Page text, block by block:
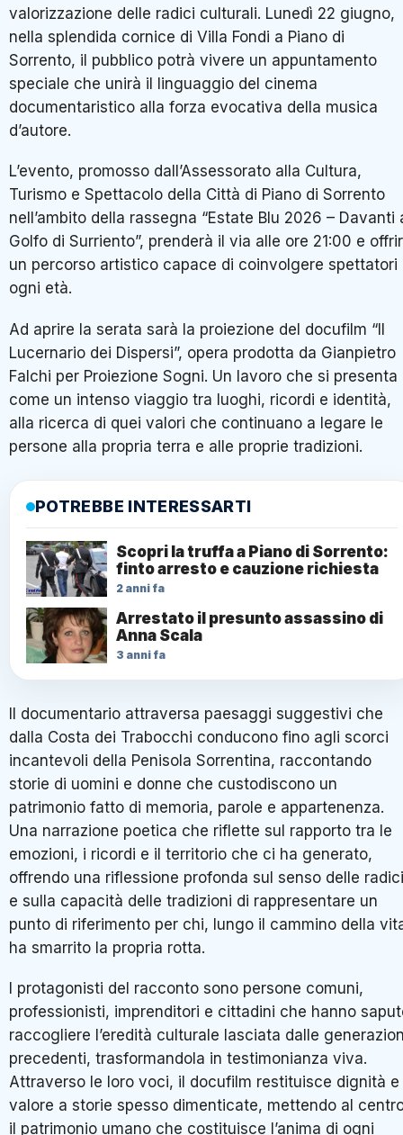
valorizzazione delle radici culturali. Lunedì 22 giugno,
nella splendida cornice di Villa Fondi a Piano di
Sorrento, il pubblico potrà vivere un appuntamento
speciale che unirà il linguaggio del cinema
documentaristico alla forza evocativa della musica
d’autore.
L’evento, promosso dall’Assessorato alla Cultura,
Turismo e Spettacolo della Città di Piano di Sorrento
nell’ambito della rassegna “Estate Blu 2026 – Davanti
Golfo di Surriento”, prenderà il via alle ore 21:00 e
un percorso artistico capace di coinvolgere spettatori
ogni età.
Ad aprire la serata sarà la proiezione del docufilm “Il
Lucernario dei Dispersi”, opera prodotta da Gianpietro
Falchi per Proiezione Sogni. Un lavoro che si presenta
come un intenso viaggio tra luoghi, ricordi e identità,
alla ricerca di quei valori che continuano a legare le
persone alla propria terra e alle proprie tradizioni.
POTREBBE INTERESSARTI
Scopri la truffa a Piano di Sorrento:
finto arresto e cauzione richiesta
2 anni fa
Arrestato il presunto assassino di
Anna Scala
3 anni fa
Il documentario attraversa paesaggi suggestivi che
dalla Costa dei Trabocchi conducono fino agli scorci
incantevoli della Penisola Sorrentina, raccontando
storie di uomini e donne che custodiscono un
patrimonio fatto di memoria, parole e appartenenza.
Una narrazione poetica che riflette sul rapporto tra le
emozioni, i ricordi e il territorio che ci ha generato,
offrendo una riflessione profonda sul senso delle radici
e sulla capacità delle tradizioni di rappresentare un
punto di riferimento per chi, lungo il cammino della
ha smarrito la propria rotta.
I protagonisti del racconto sono persone comuni,
professionisti, imprenditori e cittadini che hanno
raccogliere l’eredità culturale lasciata dalle
precedenti, trasformandola in testimonianza viva.
Attraverso le loro voci, il docufilm restituisce dignità e
valore a storie spesso dimenticate, mettendo al
il patrimonio umano che costituisce l’anima di ogni